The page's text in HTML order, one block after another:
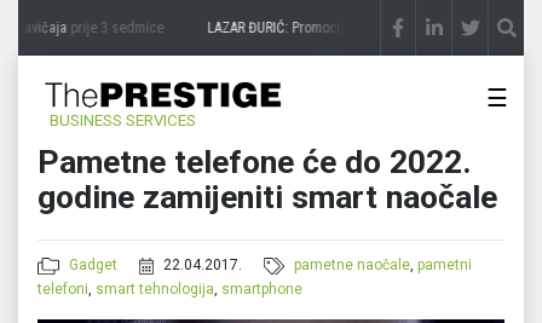
zavičajaprije 3 sedmice LAZAR ĐURIĆ: Promocija potencijal pretvara u destinaciju
BUSINESS SERVICES
☰
Pametne telefone će do 2022.
godine zamijeniti smart naočale
Gadget 22.04.2017. pametne naočale,pametni
telefoni, smart tehnologija, smartphone